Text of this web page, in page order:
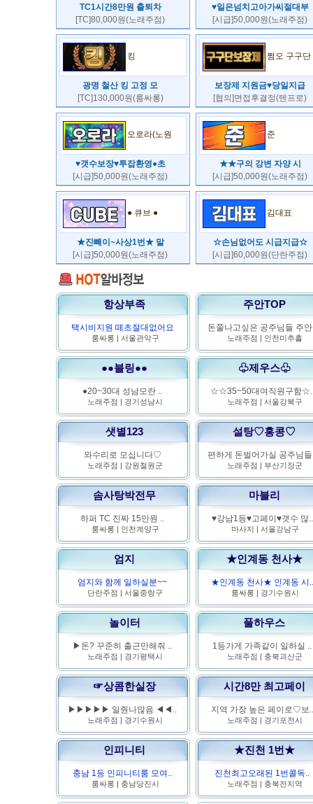
TC1시간8만원 출퇴차
[TC]80,000원(노래주점)
♥일은넘치고아가씨절대부
[시급]50,000원(노래주점)
킹
광명 철산 킹 고정 모
[TC]130,000원(룸싸롱)
쩜오 구구단
보장제 지원금♥당일지급
[협의]면접후결정(텐프로)
오로라(노원
♥갯수보장♥투잡환영●초
[시급]50,000원(노래주점)
준
★★구의 강변 자양 시
[시급]50,000원(노래주점)
● 큐브 ●
★진빼이~사상1번★ 말
[시급]50,000원(노래주점)
김대표
☆손님없어도 시급지급☆
[시급]60,000원(단란주점)
항상부족
택시비지원 떼초절대없어요
룸싸롱 | 서울관악구
주안TOP
돈쭐나고싶은 공주님들 주
노래주점 | 인천미추홀
●●블링●●
●20~30대 성남모란 ..
노래주점 | 경기성남시
♧제우스♧
☆☆35~50대여직원구함
노래주점 | 서울강북구
샛별123
와수리로 모십니다♡
노래주점 | 강원철원군
설탕♡홍콩♡
편하게 돈벌어가실 공주님
노래주점 | 부산기장군
솜사탕박전무
하퍼 TC 진짜 15만원 ..
룸싸롱 | 인천계양구
마블리
♥강남1등♥고페이♥갯수 많..
마사지 | 서울강남구
엄지
엄지와 함께 일하실분~~
단란주점 | 서울중랑구
★인계동 천사★
★인계동 천사★ 인계동 시..
룸싸롱 | 경기수원시
놀이터
▶돈? 꾸준히 출근만해줘 ..
노래주점 | 경기평택시
풀하우스
1등가게 가족같이 일하실 ..
노래주점 | 충북괴산군
☞상콤한실장
▶▶▶▶▶ 일줜나많음 ◀◀..
노래주점 | 경기수원시
시간8만 최고페이
지역 가장 높은 페이로♡보..
노래주점 | 경기포천시
인피니티
충남 1등 인피니티룸 모여..
룸싸롱 | 충남당진시
★진천 1번★
진천최고오래된 1번콜독..
노래주점 | 충북전지역